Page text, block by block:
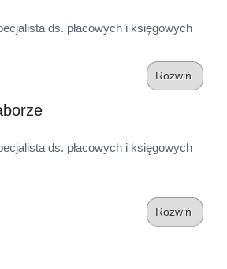
ds. płacowych i księgowych
Rozwiń
ds. płacowych i księgowych
Rozwiń